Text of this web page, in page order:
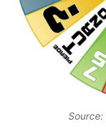
Source: